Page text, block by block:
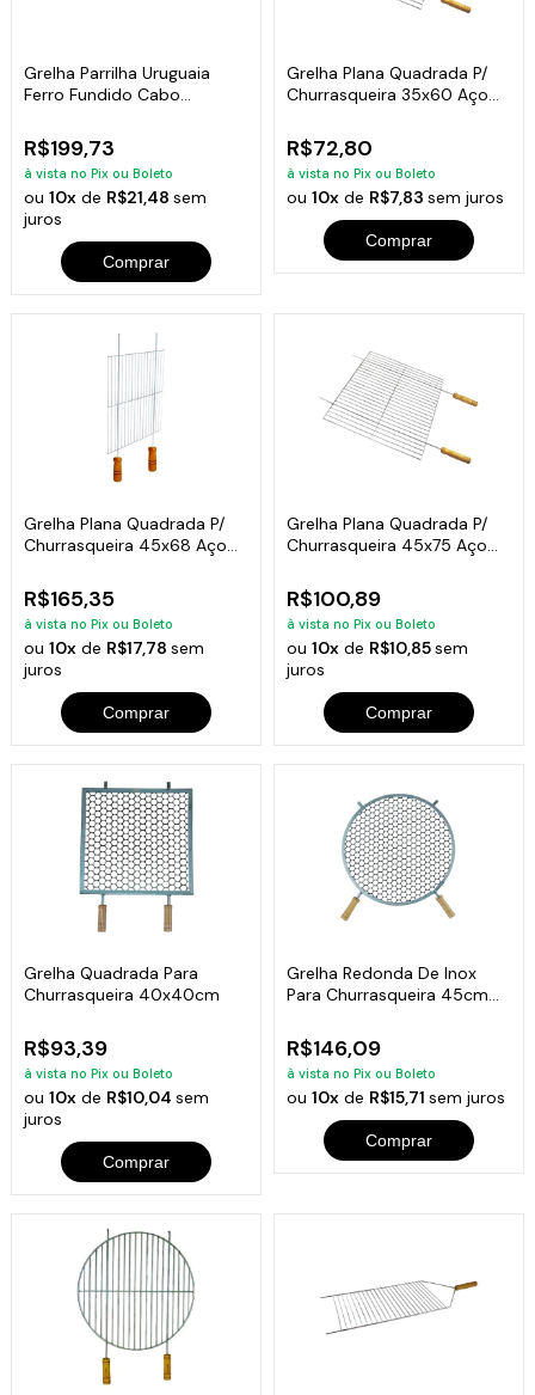
Grelha Parrilha Uruguaia
Ferro Fundido Cabo
R$199,73
à vista no Pix ou Boleto
ou10x de R$21,48sem
juros
Comprar
Grelha Plana Quadrada P/
Churrasqueira 35x60 Aço
R$72,80
à vista no Pix ou Boleto
ou 10xde R$7,83 sem juros
Comprar
Grelha Plana Quadrada P/
Churrasqueira 45x68 Aço
R$165,35
à vista no Pix ou Boleto
ou10x de R$17,78sem
juros
Comprar
Grelha Plana Quadrada P/
Churrasqueira 45x75 Aço
R$100,89
à vista no Pix ou Boleto
ou 10xde R$10,85sem
juros
Comprar
Grelha Quadrada Para
Churrasqueira 40x40cm
R$93,39
à vista no Pix ou Boleto
ou10x de R$10,04sem
juros
Comprar
Grelha Redonda De Inox
Para Churrasqueira 45cm
R$146,09
à vista no Pix ou Boleto
ou 10xde R$15,71 sem juros
Comprar